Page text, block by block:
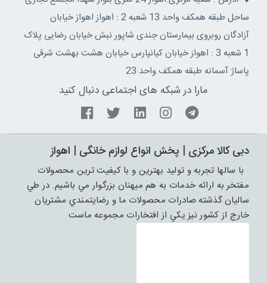
ساحل طبقه همکف واحد 13 شعبه 2 : اهواز اهواز خیابان
آزادگان روبروی بیمارستان جندی شاپور نبش خیابان رضایی پلاک
1 شعبه 3 : اهواز خیابان کیانپارس خیابان هشت بهشت شرقی
پاساژ آسمانه طبقه همکف واحد 23
مارا در شبکه های اجتماعی دنبال کنید
دبی کالا مرکزی | پخش انواع لوازم خانگی | اهواز
با سالها تجربه و توليد بهترين و با کيفيت ترين محصولات
مفتخر به ارائه خدمات به هم ميهنان بزرگوار مي باشيم. در طي
ساليان گذشته صادرات محصولات ما و رضايتمندي مشتريان
خارج از کشور نيز يکي از افتخارات مجموعه ماست